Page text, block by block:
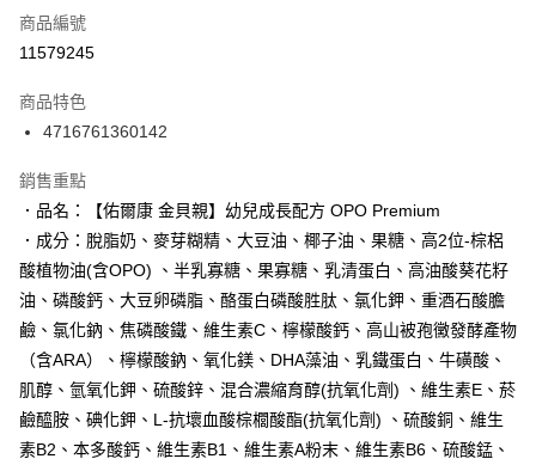
LINE Pay
街口支付
悠遊付
Google Pay
AFTEE先享後付
相關說明
AFTEE先享後付是「在收到商品之後才付款」的支付方式。 讓您購物簡單
便利好安心！
１．簡單：不需註冊會員、不需綁卡、不需儲值。
２．便利：只要手機號碼，簡訊認證，即可結帳。
３．安心：先確認商品／服務後，再付款。
ATM付款
運送方式
宅配
商品編號
11579245
商品特色
4716761360142
銷售重點
．品名：【佑爾康 金貝親】幼兒成長配方 OPO Premium
．成分：脫脂奶、麥芽糊精、大豆油、椰子油、果糖、高2位-棕梠
酸植物油(含OPO) 、半乳寡糖、果寡糖、乳清蛋白、高油酸葵花籽
油、磷酸鈣、大豆卵磷脂、酪蛋白磷酸胜肽、氯化鉀、重酒石酸膽
鹼、氯化鈉、焦磷酸鐵、維生素C、檸檬酸鈣、高山被孢黴發酵產物
（含ARA）、檸檬酸鈉、氧化鎂、DHA藻油、乳鐵蛋白、牛磺酸、
肌醇、氫氧化鉀、硫酸鋅、混合濃縮育醇(抗氧化劑) 、維生素E、菸
鹼醯胺、碘化鉀、L-抗壞血酸棕櫚酸酯(抗氧化劑) 、硫酸銅、維生
素B2、本多酸鈣、維生素B1、維生素A粉末、維生素B6、硫酸錳、